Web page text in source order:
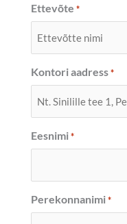
Ettevõte *
Kontori aadress *
Eesnimi *
Perekonnanimi *